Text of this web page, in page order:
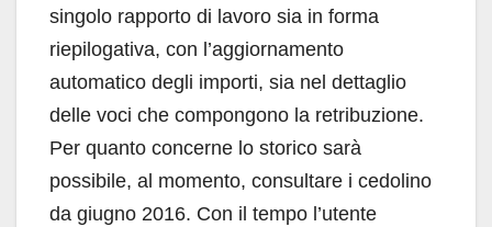
singolo rapporto di lavoro sia in forma
riepilogativa, con l’aggiornamento
automatico degli importi, sia nel dettaglio
delle voci che compongono la retribuzione.
Per quanto concerne lo storico sarà
possibile, al momento, consultare i cedolino
da giugno 2016. Con il tempo l’utente